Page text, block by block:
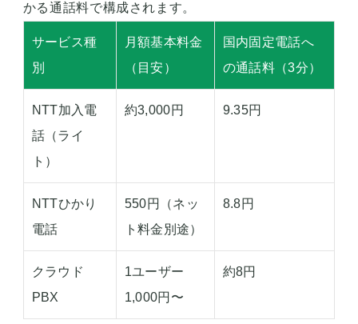
かる通話料で構成されます。
サービス種
別
月額基本料金
（目安）
国内固定電話へ
の通話料（3分）
NTT加入電
話（ライ
ト）
約3,000円 9.35円
NTTひかり
電話
550円（ネッ
ト料金別途）
8.8円
クラウド
PBX
1ユーザー
1,000円〜
約8円